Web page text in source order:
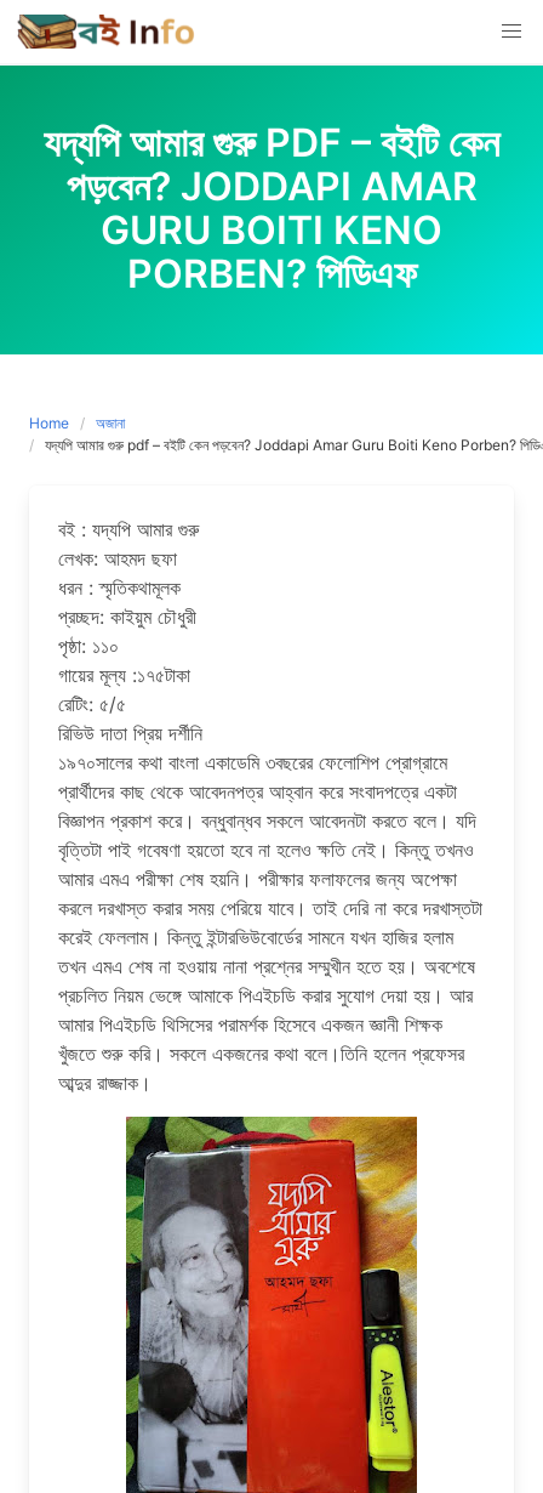
Skip
to
content
যদ্যপি আমার গুরু PDF – বইটি কেন
পড়বেন? JODDAPI AMAR
GURU BOITI KENO
PORBEN? পিডিএফ
Home
অজানা
যদ্যপি আমার গুরু pdf – বইটি কেন পড়বেন? Joddapi Amar Guru Boiti Keno Porben?
বই : যদ্যপি আমার গুরু
লেখক: আহমদ ছফা
ধরন : স্মৃতিকথামূলক
প্রচ্ছদ: কাইয়ুম চৌধুরী
পৃষ্ঠা: ১১০
গায়ের মূল্য :১৭৫টাকা
রেটিং: ৫/৫
রিভিউ দাতা প্রিয় দর্শীনি
১৯৭০সালের কথা বাংলা একাডেমি ৩বছরের ফেলোশিপ প্রোগ্রামে
প্রার্থীদের কাছ থেকে আবেদনপত্র আহ্বান করে সংবাদপত্রে একটা
বিজ্ঞাপন প্রকাশ করে। বন্ধুবান্ধব সকলে আবেদনটা করতে বলে। যদি
বৃত্তিটা পাই গবেষণা হয়তো হবে না হলেও ক্ষতি নেই। কিন্তু তখনও
আমার এমএ পরীক্ষা শেষ হয়নি। পরীক্ষার ফলাফলের জন্য অপেক্ষা
করলে দরখাস্ত করার সময় পেরিয়ে যাবে। তাই দেরি না করে দরখাস্তটা
করেই ফেললাম। কিন্তু ইন্টারভিউবোর্ডের সামনে যখন হাজির হলাম
তখন এমএ শেষ না হওয়ায় নানা প্রশ্নের সম্মুখীন হতে হয়। অবশেষে
প্রচলিত নিয়ম ভেঙ্গে আমাকে পিএইচডি করার সুযোগ দেয়া হয়। আর
আমার পিএইচডি থিসিসের পরামর্শক হিসেবে একজন জ্ঞানী শিক্ষক
খুঁজতে শুরু করি। সকলে একজনের কথা বলে।তিনি হলেন প্রফেসর
আব্দুর রাজ্জাক।